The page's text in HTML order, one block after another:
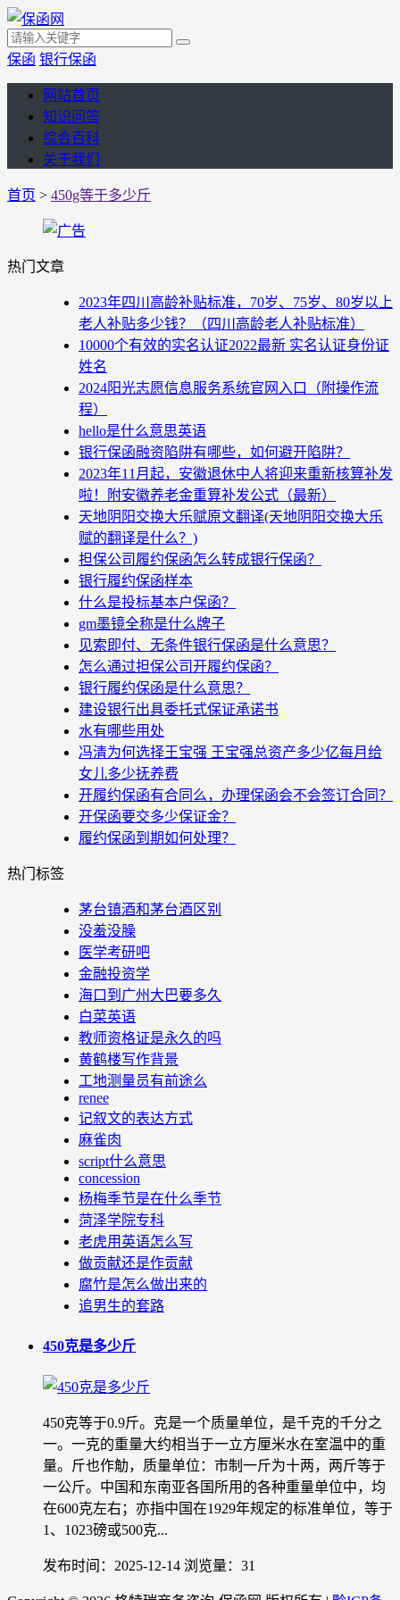
保函 银行保函
网站首页
知识问答
综合百科
关于我们
首页 > 450g等于多少斤
热门文章
2023年四川高龄补贴标准，70岁、75岁、80岁以上
老人补贴多少钱？（四川高龄老人补贴标准）
10000个有效的实名认证2022最新 实名认证身份证
姓名
2024阳光志愿信息服务系统官网入口（附操作流
程）
hello是什么意思英语
银行保函融资陷阱有哪些，如何避开陷阱？
2023年11月起，安徽退休中人将迎来重新核算补发
啦！附安徽养老金重算补发公式（最新）
天地阴阳交换大乐赋原文翻译(天地阴阳交换大乐
赋的翻译是什么？)
担保公司履约保函怎么转成银行保函？
银行履约保函样本
什么是投标基本户保函？
gm墨镜全称是什么牌子
见索即付、无条件银行保函是什么意思？
怎么通过担保公司开履约保函？
银行履约保函是什么意思？
建设银行出具委托式保证承诺书
水有哪些用处
冯清为何选择王宝强 王宝强总资产多少亿每月给
女儿多少抚养费
开履约保函有合同么，办理保函会不会签订合同？
开保函要交多少保证金？
履约保函到期如何处理？
热门标签
茅台镇酒和茅台酒区别
没羞没臊
医学考研吧
金融投资学
海口到广州大巴要多久
白菜英语
教师资格证是永久的吗
黄鹤楼写作背景
工地测量员有前途么
renee
记叙文的表达方式
麻雀肉
script什么意思
concession
杨梅季节是在什么季节
菏泽学院专科
老虎用英语怎么写
做贡献还是作贡献
腐竹是怎么做出来的
追男生的套路
450克是多少斤
450克等于0.9斤。克是一个质量单位，是千克的千分之
一。一克的重量大约相当于一立方厘米水在室温中的重
量。斤也作觔，质量单位：市制一斤为十两，两斤等于
一公斤。中国和东南亚各国所用的各种重量单位中，均
在600克左右；亦指中国在1929年规定的标准单位，等于
1、1023磅或500克...
发布时间：2025-12-14 浏览量：31